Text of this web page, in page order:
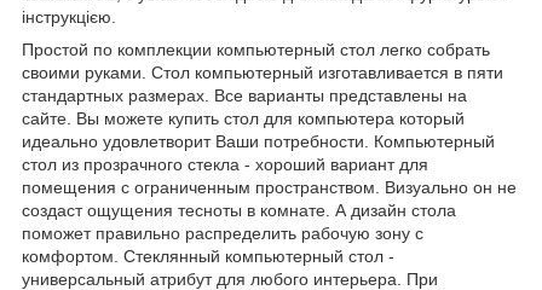
інструкцією.
Простой по комплекции компьютерный стол легко собрать
своими руками. Стол компьютерный изготавливается в пяти
стандартных размерах. Все варианты представлены на
сайте. Вы можете купить стол для компьютера который
идеально удовлетворит Ваши потребности. Компьютерный
стол из прозрачного стекла - хороший вариант для
помещения с ограниченным пространством. Визуально он не
создаст ощущения тесноты в комнате. А дизайн стола
поможет правильно распределить рабочую зону с
комфортом. Стеклянный компьютерный стол -
универсальный атрибут для любого интерьера. При